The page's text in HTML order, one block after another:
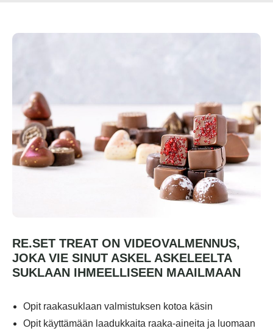
RE.SET TREAT ON VIDEOVALMENNUS,
JOKA VIE SINUT ASKEL ASKELEELTA
SUKLAAN IHMEELLISEEN MAAILMAAN
Opit raakasuklaan valmistuksen kotoa käsin
Opit käyttämään laadukkaita raaka-aineita ja luomaan